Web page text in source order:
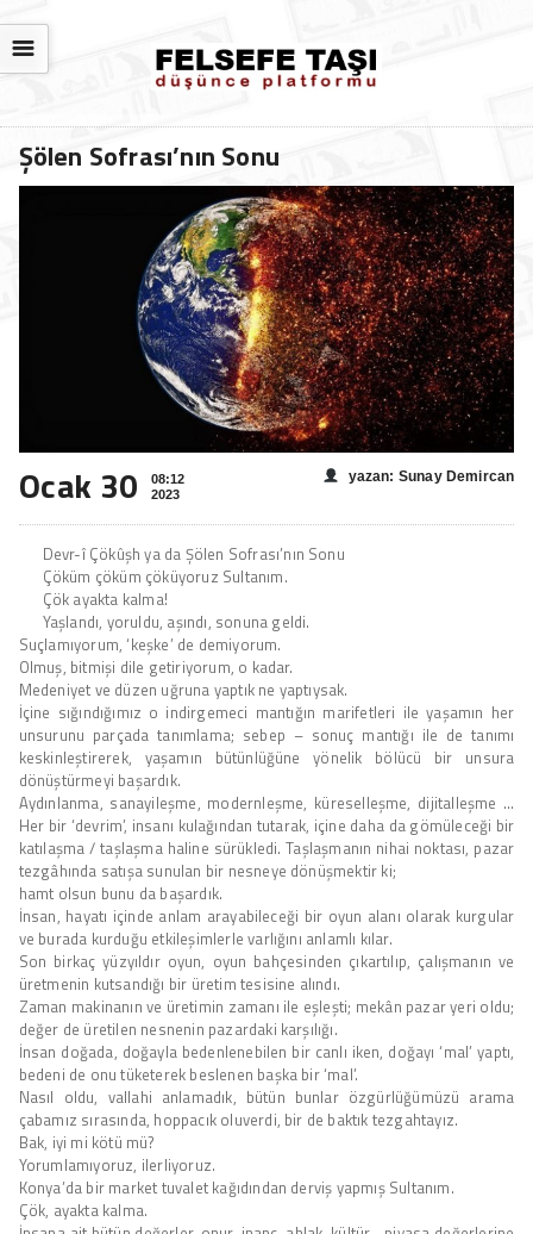
☰
Şölen Sofrası’nın Sonu
Ocak 30
08:12
2023
yazan: Sunay Demircan
Devr-î Çökûşh ya da Şölen Sofrası’nın Sonu
Çöküm çöküm çöküyoruz Sultanım.
Çök ayakta kalma!
Yaşlandı, yoruldu, aşındı, sonuna geldi.
Suçlamıyorum, ‘keşke’ de demiyorum.
Olmuş, bitmişi dile getiriyorum, o kadar.
Medeniyet ve düzen uğruna yaptık ne yaptıysak.
İçine sığındığımız o indirgemeci mantığın marifetleri ile yaşamın her
unsurunu parçada tanımlama; sebep – sonuç mantığı ile de tanımı
keskinleştirerek, yaşamın bütünlüğüne yönelik bölücü bir unsura
dönüştürmeyi başardık.
Aydınlanma, sanayileşme, modernleşme, küreselleşme, dijitalleşme …
Her bir ‘devrim’, insanı kulağından tutarak, içine daha da gömüleceği bir
katılaşma / taşlaşma haline sürükledi. Taşlaşmanın nihai noktası, pazar
tezgâhında satışa sunulan bir nesneye dönüşmektir ki;
hamt olsun bunu da başardık.
İnsan, hayatı içinde anlam arayabileceği bir oyun alanı olarak kurgular
ve burada kurduğu etkileşimlerle varlığını anlamlı kılar.
Son birkaç yüzyıldır oyun, oyun bahçesinden çıkartılıp, çalışmanın ve
üretmenin kutsandığı bir üretim tesisine alındı.
Zaman makinanın ve üretimin zamanı ile eşleşti; mekân pazar yeri oldu;
değer de üretilen nesnenin pazardaki karşılığı.
İnsan doğada, doğayla bedenlenebilen bir canlı iken, doğayı ‘mal’ yaptı,
bedeni de onu tüketerek beslenen başka bir ‘mal’.
Nasıl oldu, vallahi anlamadık, bütün bunlar özgürlüğümüzü arama
çabamız sırasında, hoppacık oluverdi, bir de baktık tezgahtayız.
Bak, iyi mi kötü mü?
Yorumlamıyoruz, ilerliyoruz.
Konya’da bir market tuvalet kağıdından derviş yapmış Sultanım.
Çök, ayakta kalma.